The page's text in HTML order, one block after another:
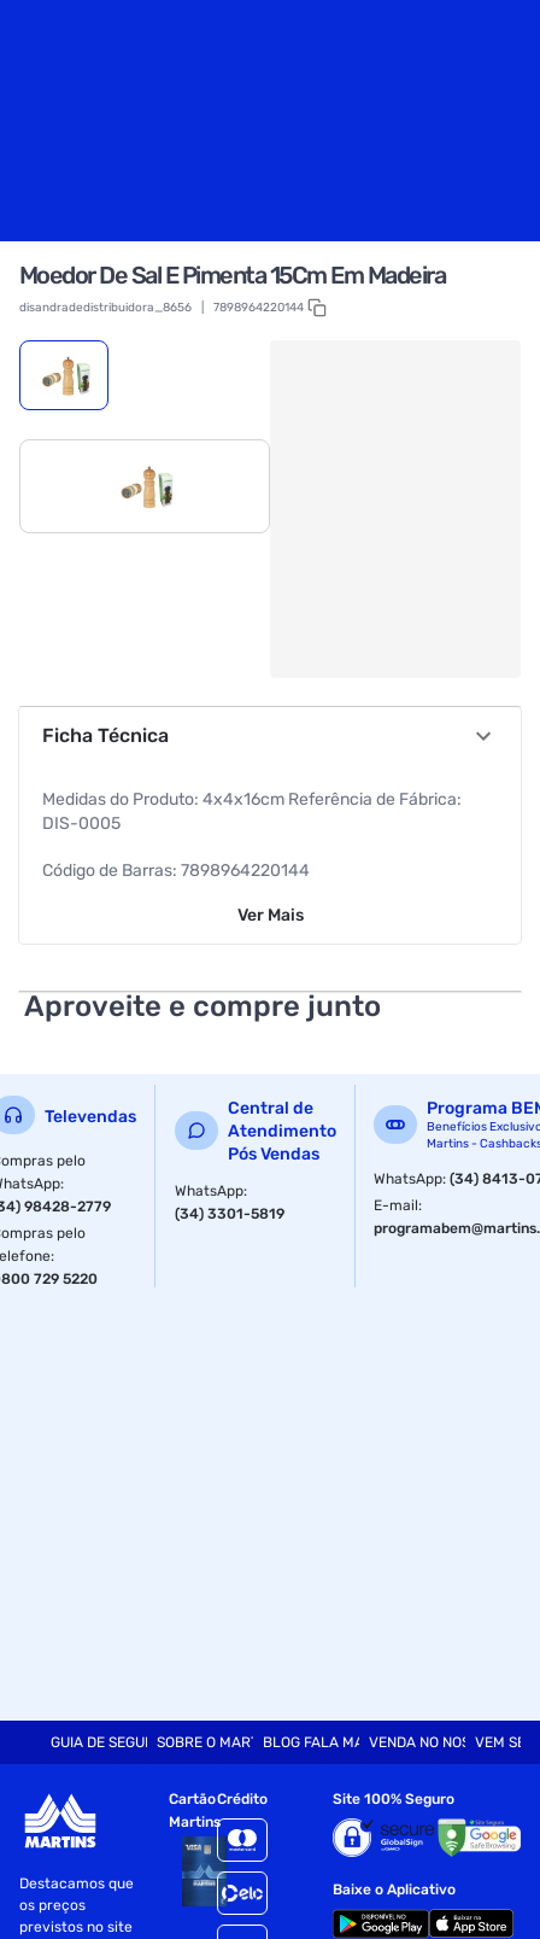
Moedor De Sal E Pimenta 15Cm Em Madeira
disandradedistribuidora_8656 7898964220144
Ficha Técnica
Medidas do Produto: 4x4x16cm Referência de Fábrica:
DIS-0005
Código de Barras: 7898964220144
Dimensões: 4,0 x 4,0 x 16,0cm
Peso Bruto: 152 g
Ver Mais
Aproveite e compre junto
Televendas
pelo
:
98428-2779
pelo
:
729 5220
Central de
Atendimento
Pós Vendas
WhatsApp:
(34) 3301-5819
Programa
Benefícios
Martins -
WhatsApp:(34) 8413-
E-mail:
GUIA DE SEGURANÇASOBRE O MARTINSBLOG FALA MARTVENDA NO NOSSO SITE
VEM SER
Destacamos que
os preços
previstos no site
Cartão
Martins
Crédito Site 100% Seguro
Baixe o Aplicativo